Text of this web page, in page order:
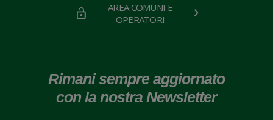
AREA COMUNI E
OPERATORI
Rimani sempre aggiornato
con la nostra Newsletter